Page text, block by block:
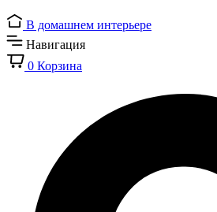
В домашнем интерьере
Навигация
0 Корзина